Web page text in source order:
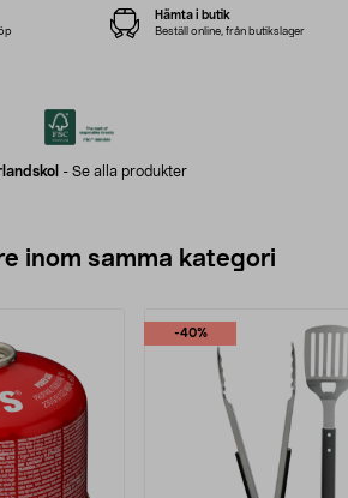
- Se alla produkter
Hämta i butik
Beställ online, från butikslager
inom samma kategori
-40%